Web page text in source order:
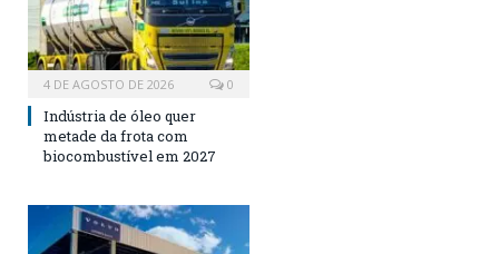
4 DE AGOSTO DE 2026 0
Indústria de óleo quer
metade da frota com
biocombustível em 2027